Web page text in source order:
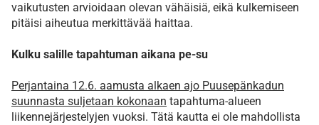
vaikutusten arvioidaan olevan vähäisiä, eikä kulkemiseen
pitäisi aiheutua merkittävää haittaa.
Kulku salille tapahtuman aikana pe-su
Perjantaina 12.6. aamusta alkaen ajo Puusepänkadun
suunnasta suljetaan kokonaan tapahtuma-alueen
liikennejärjestelyjen vuoksi. Tätä kautta ei ole mahdollista